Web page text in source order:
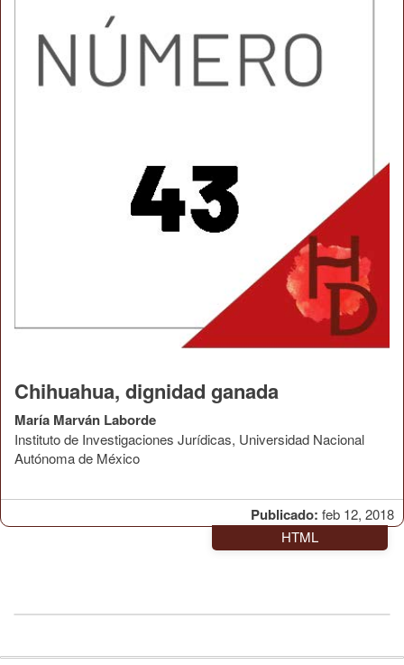
Publicado: feb 12, 2018
Chihuahua, dignidad ganada
María Marván Laborde
Instituto de Investigaciones Jurídicas, Universidad Nacional
Autónoma de México
HTML